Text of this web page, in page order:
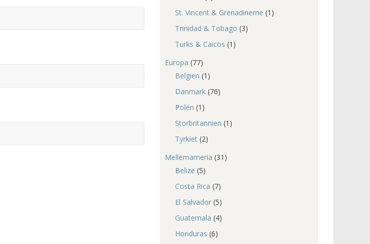
St. Vincent & Grenadinerne (1)
Trinidad & Tobago (3)
Turks & Caicos (1)
Europa (77)
Belgien (1)
Danmark (76)
Polen (1)
Storbritannien (1)
Tyrkiet (2)
Mellemameria (31)
Belize (5)
Costa Rica (7)
El Salvador (5)
Guatemala (4)
Honduras (6)